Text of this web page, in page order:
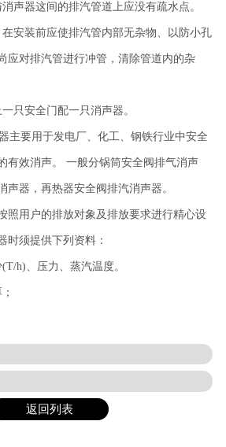
声器这间的排汽管道上应没有疏水点。
在安装前应使排汽管内部无杂物、以防小孔
应对排汽管进行冲管，清除管道内的杂
只安全门配一只消声器。
主要用于发电厂、化工、钢铁行业中安全
有效消声。 一般分锅筒安全阀排气消声
声器，再热器安全阀排汽消声器。
用户的排放对象及排放要求进行精心设
时须提供下列资料：
h)、压力、蒸汽温度。
返回列表